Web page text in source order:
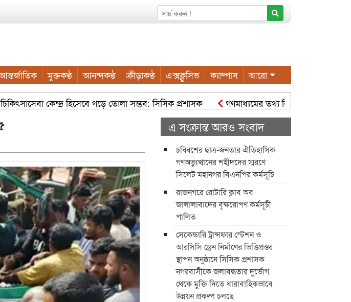
মুক্তকণ্ঠ আনন্দকণ্ঠ ক্রীড়াকণ্ঠ এক্সক্লুসিভ ক্যাম্পাস আরো
কেন্দ্র হিসেবে গড়ে তোলা সম্ভব: সিসিক প্রশাসক
গণমাধ্যমের তথ্য বিকৃত হলে বিভ্রান্তি ও
ওয়ার্ডে আধুনিক নাগরিক সুবিধা করতে কাজ করছে সিসিক: সিসিক প্রশাসক হোল্ডিং ট্যাক্স পরিশোধে
এ সংক্রান্ত আরও সংবাদ
চব্বিশের ছাত্র-জনতার ঐতিহাসিক
গণঅভ্যুত্থানের শহীদদের স্মরণে
সিলেট মহানগর বিএনপির কর্মসূচি
রাজনগরে রোটারি ক্লাব অব
জালালাবাদের বৃক্ষরোপণ কর্মসূচী
পালিত
সেকেন্ডারি ট্রান্সফার স্টেশন ও
আরসিসি ড্রেন নির্মাণের ভিত্তিপ্রস্তর
স্থাপন অনুষ্ঠানে সিসিক প্রশাসক
নগরবাসীকে জলাবদ্ধতার দুর্ভোগ
থেকে মুক্তি দিতে ধারাবাহিকভাবে
উন্নয়ন প্রকল্প চলছে